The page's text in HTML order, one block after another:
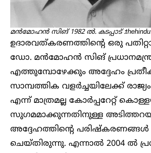
മൻമോഹൻ സിങ് 1982 ൽ. കടപ്പാട്
ഉദാരവത്കരണത്തിന്റെ ഒരു
ഡോ. മൻമോഹൻ സിങ്
എത്തുമ്പോഴേക്കും അദ്ദേഹം
സാമ്പത്തിക വളർച്ചയിലേക്ക്
എന്ന് മാത്രമല്ല കോർപ്പറേറ്റ്
സുഗമമാക്കുന്നതിനുള്ള
അദ്ദേഹത്തിന്റെ
ചെയ്തിരുന്നു. എന്നാൽ 2004 ൽ